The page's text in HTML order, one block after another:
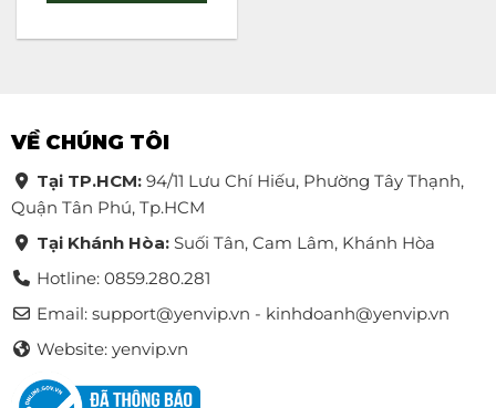
VỀ CHÚNG TÔI
Tại TP.HCM:94/11 Lưu Chí Hiếu, Phường Tây Thạnh,
Quận Tân Phú, Tp.HCM
Tại Khánh Hòa:Suối Tân, Cam Lâm, Khánh Hòa
Hotline: 0859.280.281
Email: support@yenvip.vn - kinhdoanh@yenvip.vn
Website: yenvip.vn